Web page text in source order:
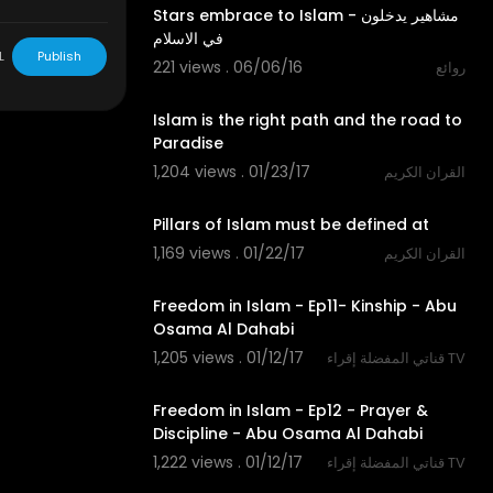
Stars embrace to Islam - مشاهير يدخلون
في الاسلام
221 views . 06/06/16
روائع
Islam is the right path and the road to
Paradise
1,204 views . 01/23/17
القران الكريم
Pillars of Islam must be defined at
1,169 views . 01/22/17
القران الكريم
Freedom in Islam - Ep11- Kinship - Abu
Osama Al Dahabi
1,205 views . 01/12/17
قناتي المفضلة إقراء TV
Freedom in Islam - Ep12 - Prayer &
Discipline - Abu Osama Al Dahabi
1,222 views . 01/12/17
قناتي المفضلة إقراء TV
Publish